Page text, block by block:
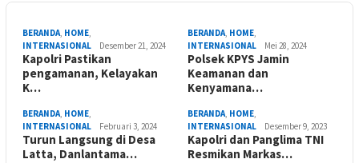
BERANDA, HOME,
INTERNASIONAL
Desember 21, 2024
Kapolri Pastikan
pengamanan, Kelayakan
K…
BERANDA, HOME,
INTERNASIONAL
Mei 28, 2024
Polsek KPYS Jamin
Keamanan dan
Kenyamana…
BERANDA, HOME,
INTERNASIONAL
Februari 3, 2024
Turun Langsung di Desa
Latta, Danlantama…
BERANDA, HOME,
INTERNASIONAL
Desember 9, 2023
Kapolri dan Panglima TNI
Resmikan Markas…